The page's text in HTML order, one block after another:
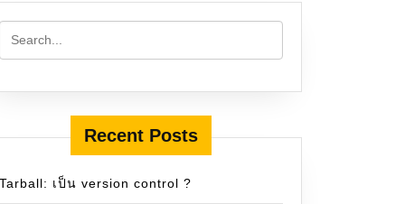
Recent Posts
Tarball: เป็น version control ?